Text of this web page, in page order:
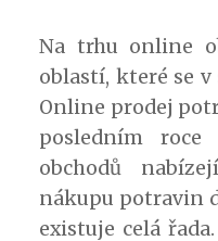
Na trhu online
oblastí, které se v
Online prodej
posledním
obchodů
nákupu potravin
existuje celá řada.